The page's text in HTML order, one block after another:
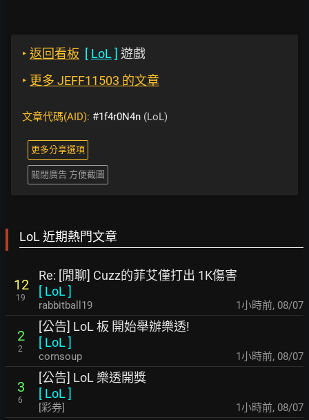
‣ 返回看板 [ LoL ] 遊戲
‣ 更多 JEFF11503 的文章
文章代碼(AID): #1f4r0N4n (LoL)
更多分享選項
關閉廣告 方便截圖
LoL 近期熱門文章
12
19
Re: [閒聊] Cuzz的菲艾僅打出 1K傷害
[ LoL ]
rabbitball19 1小時前, 08/07
2
2
[公告] LoL 板 開始舉辦樂透!
[ LoL ]
cornsoup 1小時前, 08/07
3
6
[公告] LoL 樂透開獎
[ LoL ]
[彩券] 1小時前, 08/07